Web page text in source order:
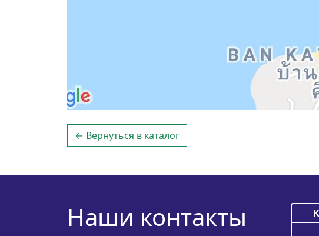
← Вернуться в каталог
Наши контакты